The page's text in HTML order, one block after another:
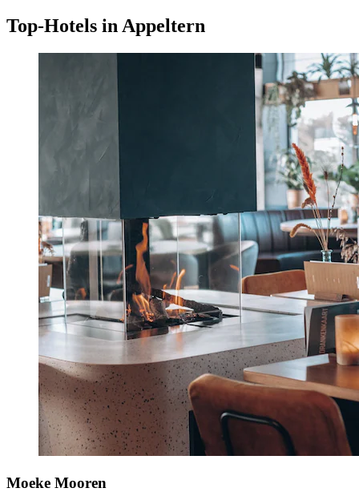
Top-Hotels in Appeltern
Moeke Mooren